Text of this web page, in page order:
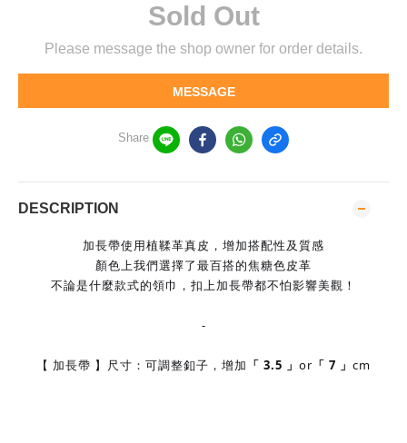
Sold Out
Please message the shop owner for order details.
MESSAGE
Share
DESCRIPTION
加長帶使用植鞣革真皮，增加搭配性及質感
顏色上我們選擇了最百搭的焦糖色皮革
不論是什麼款式的領巾，扣上加長帶都不怕影響美觀！
-
【 加長帶 】尺寸：可調整釦子，增加 「 3.5 」 or 「 7 」 cm